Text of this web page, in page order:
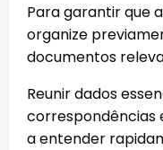
Para garantir que
organize
documentos
Reunir dados
correspondências
a entender